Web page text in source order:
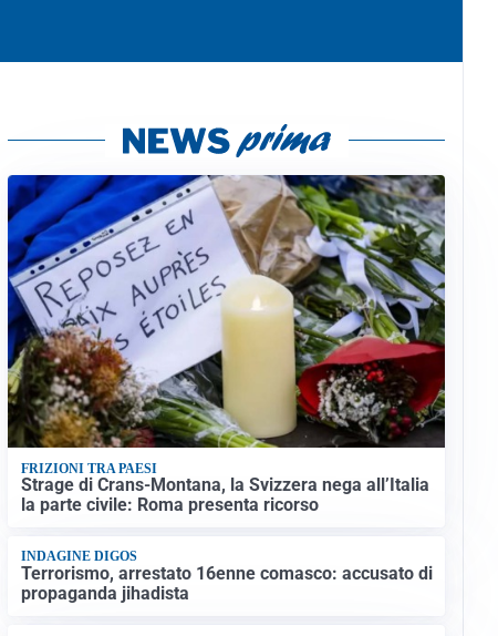
FRIZIONI TRA PAESI
Strage di Crans-Montana, la Svizzera nega all’Italia
la parte civile: Roma presenta ricorso
INDAGINE DIGOS
Terrorismo, arrestato 16enne comasco: accusato di
propaganda jihadista